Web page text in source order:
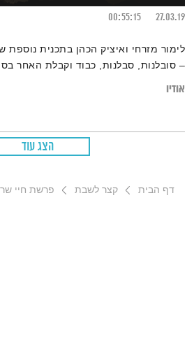
27.03.19
00:55:15
לימור מזרחי ואיציק הכהן בתכנית
– סובלנות, סבלנות, כבוד וקבלת האחר
אודיו
הצג עוד
דף הבית קצר לשבת פרשת חיי